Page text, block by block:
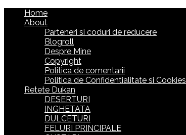
Home
About
Parteneri si coduri de reducere
Blogroll
Despre Mine
Copyright
Politica de comentarii
Politica de Confidentialitate si Cookies
Retete Dukan
DESERTURI
INGHETATA
DULCETURI
FELURI PRINCIPALE